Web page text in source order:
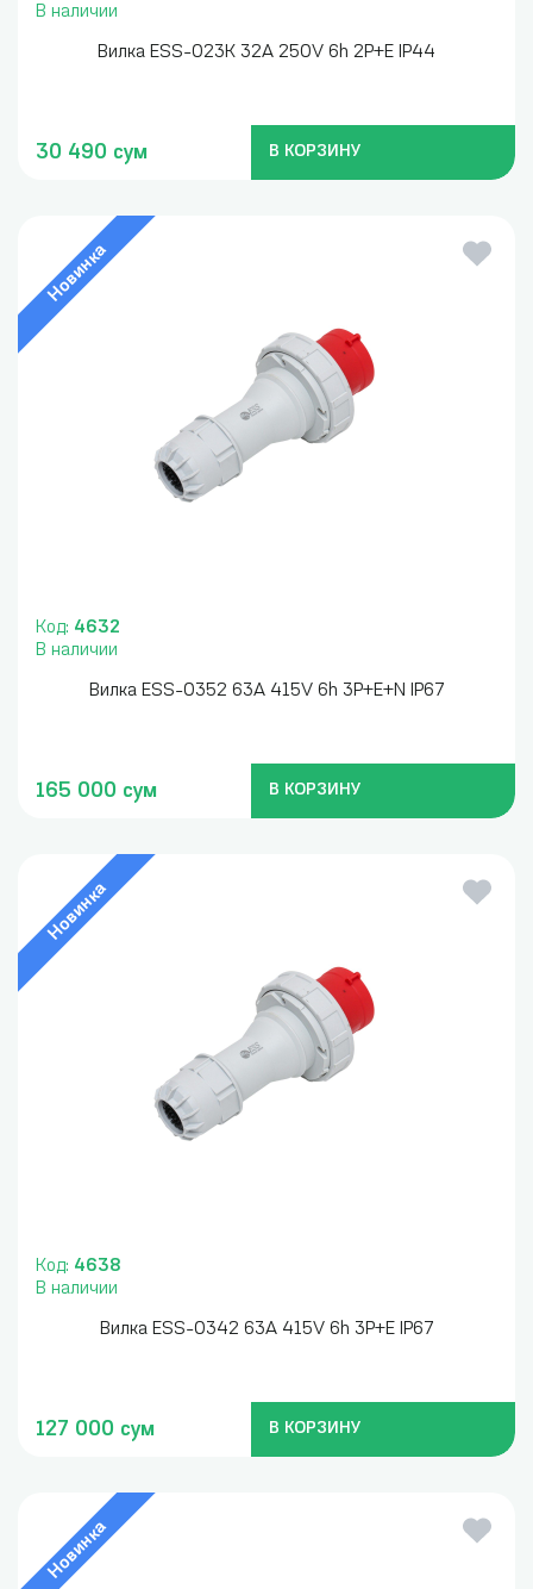
В наличии
Вилка ESS-023K 32A 250V 6h 2P+E IP44
30 490 сум В КОРЗИНУ
Новинка
Код: 4632
В наличии
Вилка ESS-0352 63A 415V 6h 3P+E+N IP67
165 000 сум В КОРЗИНУ
Новинка
Код: 4638
В наличии
Вилка ESS-0342 63A 415V 6h 3P+E IP67
127 000 сум В КОРЗИНУ
Новинка